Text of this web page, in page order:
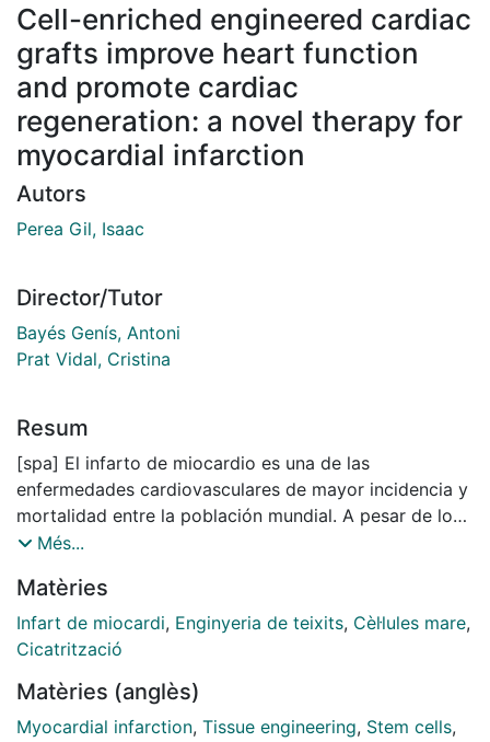
Cell-enriched engineered cardiac
grafts improve heart function
and promote cardiac
regeneration: a novel therapy for
myocardial infarction
Autors
Perea Gil, Isaac
Director/Tutor
Bayés Genís, Antoni
Prat Vidal, Cristina
Resum
[spa] El infarto de miocardio es una de las
enfermedades cardiovasculares de mayor incidencia y
mortalidad entre la población mundial. A pesar de los
diferentes tratamientos empleados, a día de hoy
postinfarto ni una completa recuperación de la función
cardíaca. En este sentido, la ingeniería tisular cardíaca
se presenta como una alternativa válida a las terapias
con células terapéuticas. Sin embargo, la elección
tanto de la matriz como del linaje celular óptimos aún
Més...
Matèries
Infart de miocardi, Enginyeria de teixits, Cèl·lules mare,
Cicatrització
Matèries (anglès)
Myocardial infarction, Tissue engineering, Stem cells,